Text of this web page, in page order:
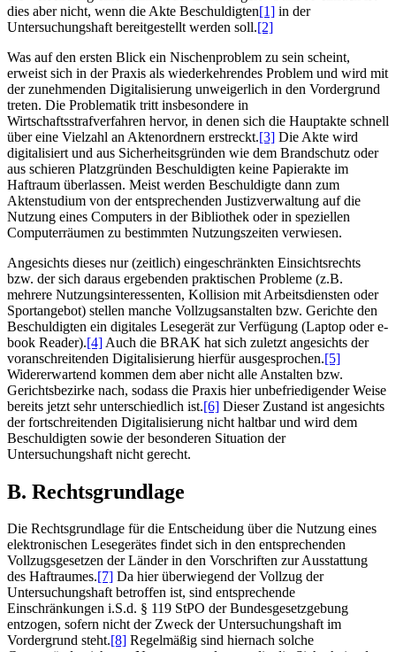
dies aber nicht, wenn die Akte Beschuldigten[1] in der
Untersuchungshaft bereitgestellt werden soll.[2]
Was auf den ersten Blick ein Nischenproblem zu sein scheint,
erweist sich in der Praxis als wiederkehrendes Problem und wird mit
der zunehmenden Digitalisierung unweigerlich in den Vordergrund
treten. Die Problematik tritt insbesondere in
Wirtschaftsstrafverfahren hervor, in denen sich die Hauptakte schnell
über eine Vielzahl an Aktenordnern erstreckt.[3] Die Akte wird
digitalisiert und aus Sicherheitsgründen wie dem Brandschutz oder
aus schieren Platzgründen Beschuldigten keine Papierakte im
Haftraum überlassen. Meist werden Beschuldigte dann zum
Aktenstudium von der entsprechenden Justizverwaltung auf die
Nutzung eines Computers in der Bibliothek oder in speziellen
Computerräumen zu bestimmten Nutzungszeiten verwiesen.
Angesichts dieses nur (zeitlich) eingeschränkten Einsichtsrechts
bzw. der sich daraus ergebenden praktischen Probleme (z.B.
mehrere Nutzungsinteressenten, Kollision mit Arbeitsdiensten oder
Sportangebot) stellen manche Vollzugsanstalten bzw. Gerichte den
Beschuldigten ein digitales Lesegerät zur Verfügung (Laptop oder e-
book Reader).[4] Auch die BRAK hat sich zuletzt angesichts der
voranschreitenden Digitalisierung hierfür ausgesprochen.[5]
Widererwartend kommen dem aber nicht alle Anstalten bzw.
Gerichtsbezirke nach, sodass die Praxis hier unbefriedigender Weise
bereits jetzt sehr unterschiedlich ist.[6] Dieser Zustand ist angesichts
der fortschreitenden Digitalisierung nicht haltbar und wird dem
Beschuldigten sowie der besonderen Situation der
Untersuchungshaft nicht gerecht.
B. Rechtsgrundlage
Die Rechtsgrundlage für die Entscheidung über die Nutzung eines
elektronischen Lesegerätes findet sich in den entsprechenden
Vollzugsgesetzen der Länder in den Vorschriften zur Ausstattung
des Haftraumes.[7] Da hier überwiegend der Vollzug der
Untersuchungshaft betroffen ist, sind entsprechende
Einschränkungen i.S.d. § 119 StPO der Bundesgesetzgebung
entzogen, sofern nicht der Zweck der Untersuchungshaft im
Vordergrund steht.[8] Regelmäßig sind hiernach solche